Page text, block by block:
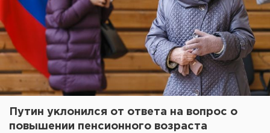
Путин уклонился от ответа на вопрос о
повышении пенсионного возраста